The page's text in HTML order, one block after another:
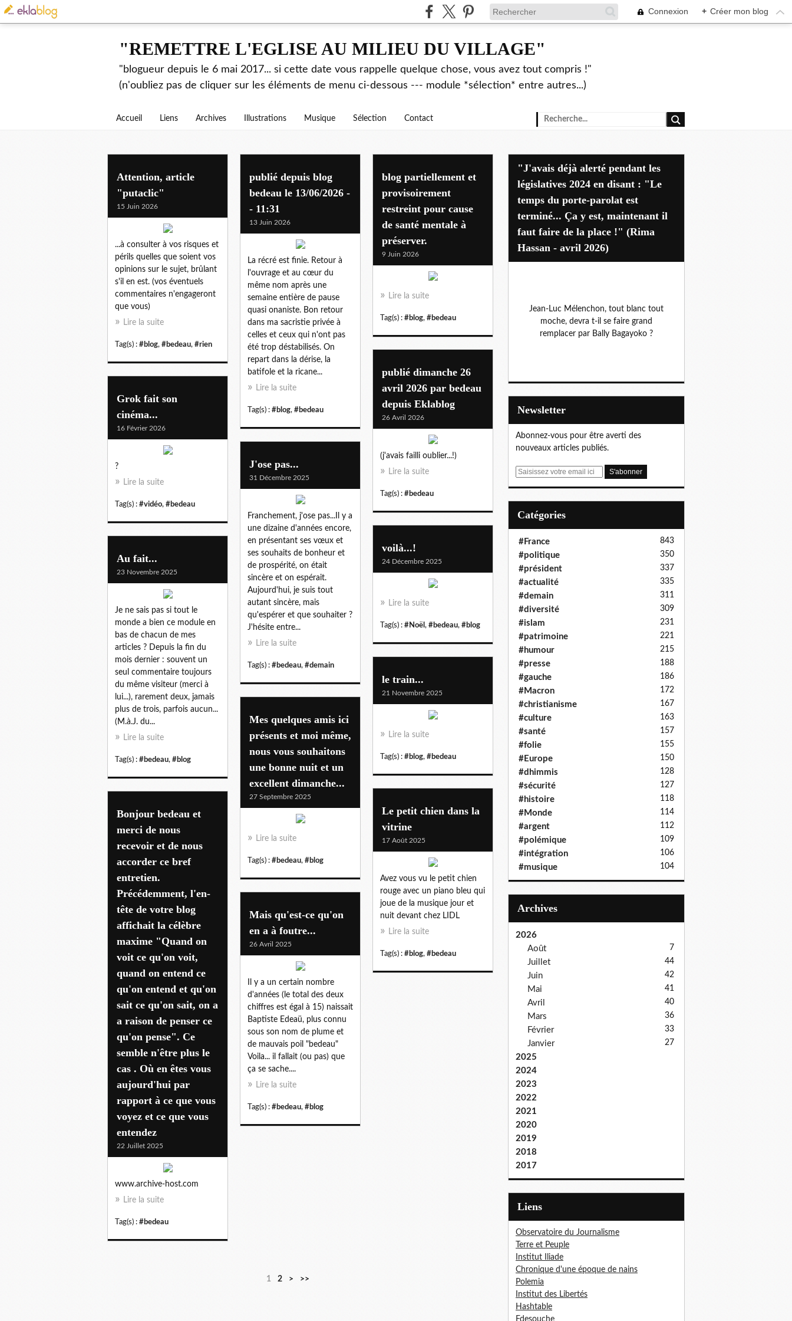
Connexion + Créer mon blog
"REMETTRE L'EGLISE AU MILIEU DU VILLAGE"
"blogueur depuis le 6 mai 2017... si cette date vous rappelle quelque chose, vous avez tout compris !"
(n'oubliez pas de cliquer sur les éléments de menu ci-dessous --- module *sélection* entre autres...)
Accueil Liens Archives Illustrations Musique Sélection Contact
bedeau
Attention, article
"putaclic"
15 Juin 2026
...à consulter à vos risques et
périls quelles que soient vos
opinions sur le sujet, brûlant
s'il en est. (vos éventuels
commentaires n'engageront
que vous)
Lire la suite
Tag(s) : #blog, #bedeau, #rien
publié depuis blog
bedeau le 13/06/2026 -
- 11:31
13 Juin 2026
La récré est finie. Retour à
l'ouvrage et au cœur du
même nom après une
semaine entière de pause
quasi onaniste. Bon retour
dans ma sacristie privée à
celles et ceux qui n'ont pas
été trop déstabilisés. On
repart dans la dérise, la
batifole et la ricane...
Lire la suite
Tag(s) : #blog, #bedeau
blog partiellement et
provisoirement
restreint pour cause
de santé mentale à
préserver.
9 Juin 2026
Lire la suite
Tag(s) : #blog, #bedeau
publié dimanche 26
avril 2026 par bedeau
depuis Eklablog
26 Avril 2026
(j'avais failli oublier...!)
Lire la suite
Tag(s) : #bedeau
Grok fait son
cinéma...
16 Février 2026
?
Lire la suite
Tag(s) : #vidéo, #bedeau
J'ose pas...
31 Décembre 2025
Franchement, j'ose pas...Il y a
une dizaine d'années encore,
en présentant ses vœux et
ses souhaits de bonheur et
de prospérité, on était
sincère et on espérait.
Aujourd'hui, je suis tout
autant sincère, mais
qu'espérer et que souhaiter ?
J'hésite entre...
Lire la suite
Tag(s) : #bedeau, #demain
voilà...!
24 Décembre 2025
Lire la suite
Tag(s) : #Noël , #bedeau, #blog
Au fait...
23 Novembre 2025
Je ne sais pas si tout le
monde a bien ce module en
bas de chacun de mes
articles ? Depuis la fin du
mois dernier : souvent un
seul commentaire toujours
du même visiteur (merci à
lui...), rarement deux, jamais
plus de trois, parfois aucun...
(M.à.J. du...
Lire la suite
Tag(s) : #bedeau, #blog
le train...
21 Novembre 2025
Lire la suite
Tag(s) : #blog, #bedeau
Mes quelques amis ici
présents et moi même,
nous vous souhaitons
une bonne nuit et un
excellent dimanche...
27 Septembre 2025
Lire la suite
Tag(s) : #bedeau, #blog
Le petit chien dans la
vitrine
17 Août 2025
Avez vous vu le petit chien
rouge avec un piano bleu qui
joue de la musique jour et
nuit devant chez LIDL
Lire la suite
Tag(s) : #blog, #bedeau
Bonjour bedeau et
merci de nous
recevoir et de nous
accorder ce bref
entretien.
Précédemment, l'en-
tête de votre blog
affichait la célèbre
maxime "Quand on
voit ce qu'on voit,
quand on entend ce
qu'on entend et qu'on
sait ce qu'on sait, on a
a raison de penser ce
qu'on pense". Ce
semble n'être plus le
cas . Où en êtes vous
aujourd'hui par
rapport à ce que vous
voyez et ce que vous
entendez
22 Juillet 2025
www.archive-host.com
Lire la suite
Tag(s) : #bedeau
Mais qu'est-ce qu'on
en a à foutre...
26 Avril 2025
Il y a un certain nombre
d'années (le total des deux
chiffres est égal à 15) naissait
Baptiste Edeaü, plus connu
sous son nom de plume et
de mauvais poil "bedeau"
Voila... il fallait (ou pas) que
ça se sache....
Lire la suite
Tag(s) : #bedeau, #blog
1 2 > >>
"J'avais déjà alerté pendant les
législatives 2024 en disant : "Le
temps du porte-parolat est
terminé... Ça y est, maintenant il
faut faire de la place !" (Rima
Hassan - avril 2026)
Jean-Luc Mélenchon, tout blanc tout
moche, devra t-il se faire grand
remplacer par Bally Bagayoko ?
Newsletter
Abonnez-vous pour être averti des
nouveaux articles publiés.
E
Catégories
#France 843
#politique 350
#président 337
#actualité 335
#demain 311
#diversité 309
#islam 231
#patrimoine 221
#humour 215
#presse 188
#gauche 186
#Macron 172
#christianisme 167
#culture 163
#santé 157
#folie 155
#Europe 150
#dhimmis 128
#sécurité 127
#histoire 118
#Monde 114
#argent 112
#polémique 109
#intégration 106
#musique 104
Archives
2026
Août
7
Juillet 44
Juin 42
Mai 41
Avril 40
Mars 36
Février 33
Janvier 27
2025
2024
2023
2022
2021
2020
2019
2018
2017
Liens
Observatoire du Journalisme
Terre et Peuple
Institut Iliade
Chronique d'une époque de nains
Polemia
Institut des Libertés
Hashtable
Fdesouche